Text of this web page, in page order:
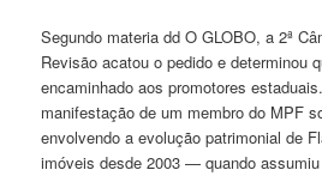
Segundo materia dd O GLOBO, a 2ª
Revisão acatou o pedido e determinou
encaminhado aos promotores
manifestação de um membro do MPF
envolvendo a evolução patrimonial de
imóveis desde 2003 — quando